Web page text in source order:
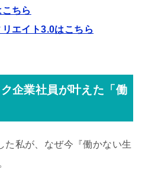
ちら
エイト3.0はこちら
企業社員が叶えた「働
た私が、なぜ今『働かない生